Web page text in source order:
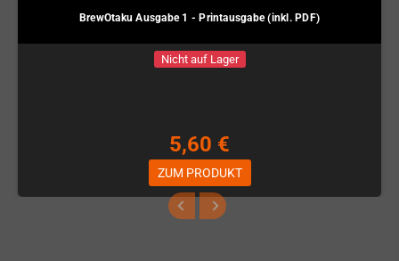
BrewOtaku Ausgabe 1 - Printausgabe (inkl. PDF)
Nicht auf Lager
5,60 €
ZUM PRODUKT